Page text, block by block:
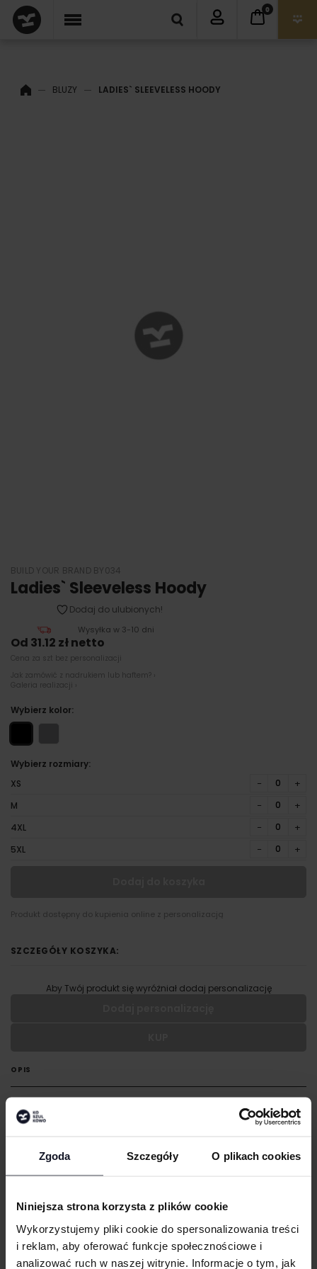
Zgoda Szczegóły O plikach cookies
Niniejsza strona korzysta z plików cookie
Wykorzystujemy pliki cookie do spersonalizowania treści
i reklam, aby oferować funkcje społecznościowe i
analizować ruch w naszej witrynie. Informacje o tym, jak
0
BLUZY LADIES` SLEEVELESS HOODY
OPIS
Zaokrąglony dół bluzy
Kaptur
CERTYFIKATY
TECHNIKI ZDOBIENIA
BUILD YOUR BRAND BY034
Ladies` Sleeveless Hoody
Dodaj do ulubionych!
Wysyłka w 3-10 dni
Od 31.12 zł netto
Cena za szt bez personalizacji
Jak zamówić z nadrukiem lub haftem? ›
Galeria realizacji ›
Wybierz kolor:
Wybierz rozmiary:
XS
− +
M − +
4XL − +
5XL − +
Produkt dostępny do kupienia online z personalizacją
SZCZEGÓŁY KOSZYKA:
Aby Twój produkt się wyróżniał dodaj personalizację
WIELKOŚĆ
WGRAJ GRAFIKĘ